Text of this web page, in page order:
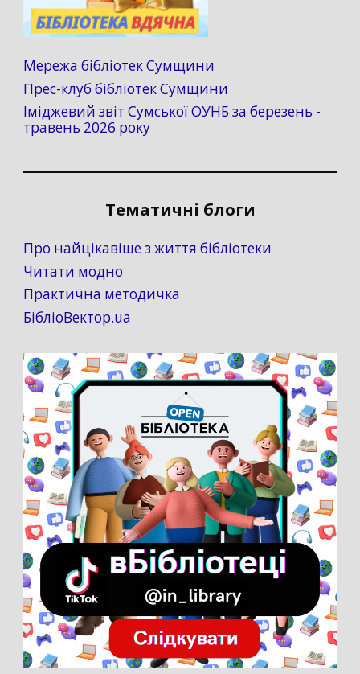
Мережа бібліотек Сумщини
Прес-клуб бібліотек Сумщини
Іміджевий звіт Сумської ОУНБ за березень -
травень 2026 року
Тематичні блоги
Про найцікавіше з життя бібліотеки
Читати модно
Практична методичка
БібліоВектор.ua